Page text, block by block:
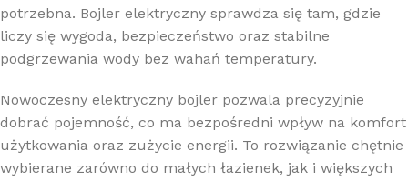
potrzebna. Bojler elektryczny sprawdza się tam, gdzie
liczy się wygoda, bezpieczeństwo oraz stabilne
podgrzewania wody bez wahań temperatury.
Nowoczesny elektryczny bojler pozwala precyzyjnie
dobrać pojemność, co ma bezpośredni wpływ na komfort
użytkowania oraz zużycie energii. To rozwiązanie chętnie
wybierane zarówno do małych łazienek, jak i większych